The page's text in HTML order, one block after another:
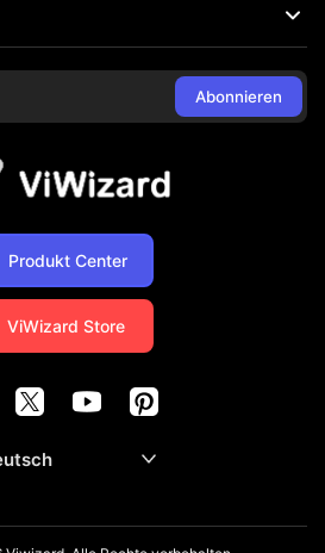
Produkt Center
ViWizard Store
Abonnieren